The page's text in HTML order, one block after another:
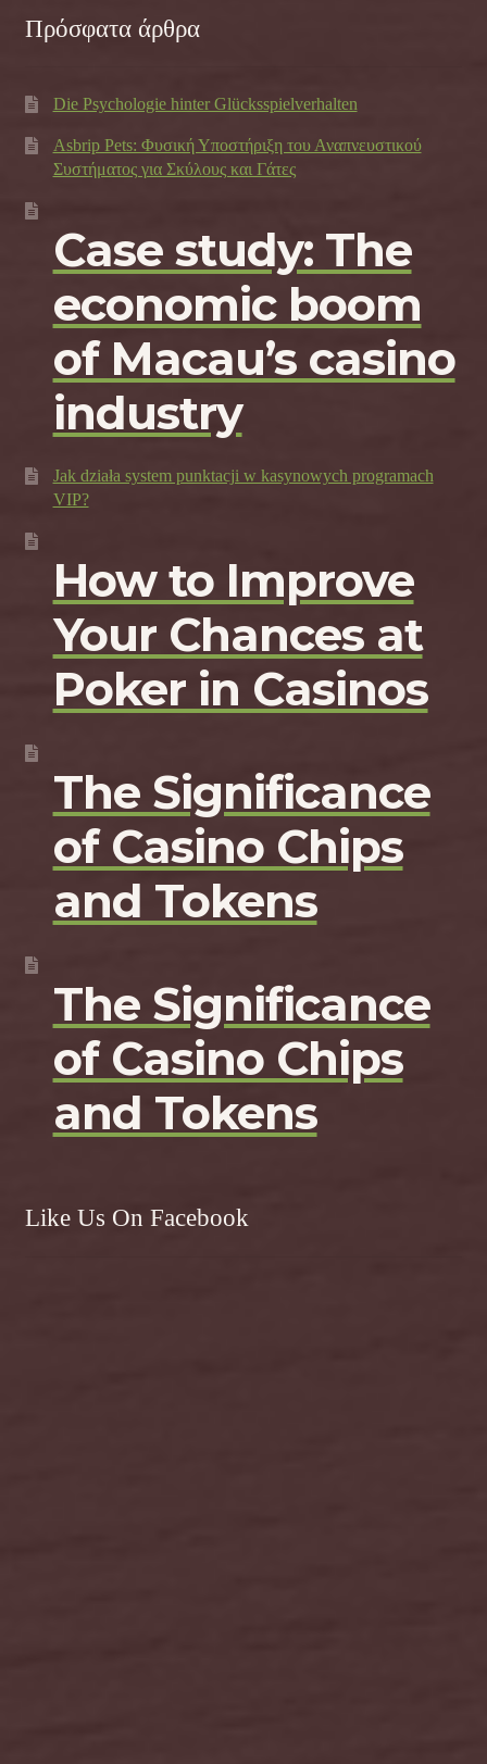
Πρόσφατα άρθρα
Die Psychologie hinter Glücksspielverhalten
Asbrip Pets: Φυσική Υποστήριξη του Αναπνευστικού
Συστήματος για Σκύλους και Γάτες
Case study: The
economic boom
of Macau’s casino
industry
Jak działa system punktacji w kasynowych programach
VIP?
How to Improve
Your Chances at
Poker in Casinos
The Significance
of Casino Chips
and Tokens
The Significance
of Casino Chips
and Tokens
Like Us On Facebook